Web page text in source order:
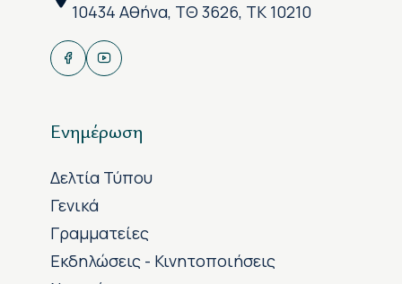
10434 Αθήνα, ΤΘ 3626, ΤΚ 10210
Ενημέρωση
Δελτία Τύπου
Γενικά
Γραμματείες
Εκδηλώσεις - Κινητοποιήσεις